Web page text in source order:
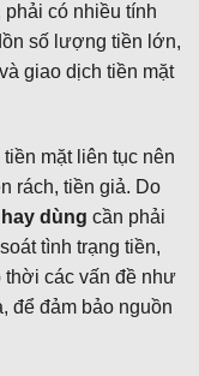
phải có nhiều tính
số lượng tiền lớn,
giao dịch tiền mặt
mặt liên tục nên
rách, tiền giả. Do
dùng cần phải
tình trạng tiền,
thời các vấn đề như
để đảm bảo nguồn